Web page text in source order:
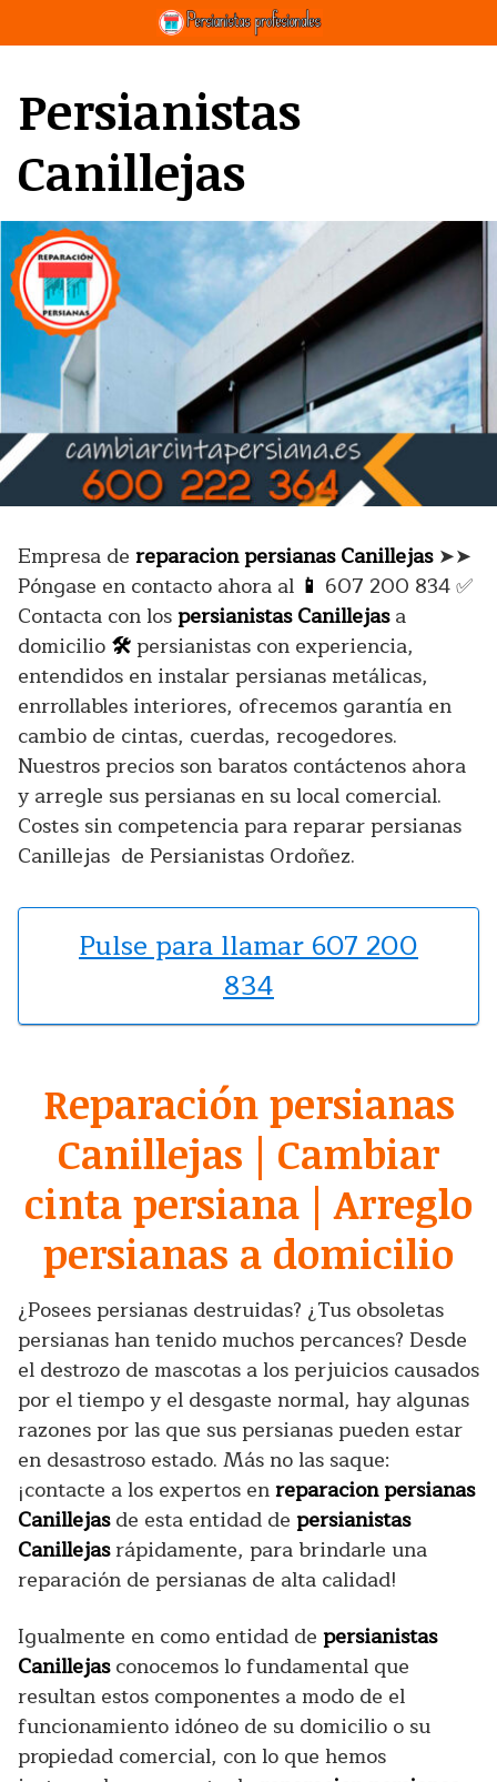
al
Persianistas
Canillejas
Empresa de reparacion persianas Canillejas➤➤
Póngase en contacto ahora al 📱 607 200 834 ✅
Contacta con lospersianistas Canillejasa
domicilio 🛠️persianistas con experiencia,
entendidos en instalar persianas metálicas,
enrrollables interiores, ofrecemos garantía en
cambio de cintas, cuerdas, recogedores.
Nuestros precios son baratos contáctenos ahora
y arregle sus persianas en su local comercial.
Costes sin competencia para reparar persianas
Canillejas de Persianistas Ordoñez.
Pulse para llamar 607 200
834
Reparación persianas
Canillejas | Cambiar
cinta persiana | Arreglo
persianas a domicilio
¿Posees persianas destruidas? ¿Tus obsoletas
persianas han tenido muchos percances? Desde
el destrozo de mascotas a los perjuicios causados
por el tiempo y el desgaste normal, hay algunas
razones por las que sus persianas pueden estar
en desastroso estado. Más no las saque:
¡contacte a los expertos enreparacion persianas
Canillejasde esta entidad de persianistas
Canillejasrápidamente, para brindarle una
reparación de persianas de alta calidad!
Igualmente en como entidad de persianistas
Canillejasconocemos lo fundamental que
resultan estos componentes a modo de el
funcionamiento idóneo de su domicilio o su
propiedad comercial, con lo que hemos